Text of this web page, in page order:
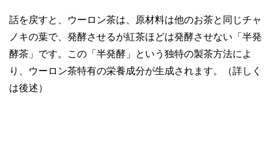
話を戻すと、ウーロン茶は、原材料は他のお茶と同じチャ
ノキの葉で、発酵させるが紅茶ほどは発酵させない「半発
酵茶」です。この「半発酵」という独特の製茶方法によ
り、ウーロン茶特有の栄養成分が生成されます。（詳しく
は後述）